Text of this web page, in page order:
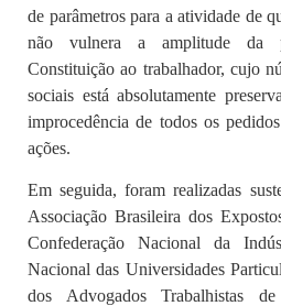
de parâmetros para a atividade de
não vulnera a amplitude da
Constituição ao trabalhador, cujo
sociais está absolutamente
improcedência de todos os
ações.
Em seguida, foram realizadas
Associação Brasileira dos
Confederação Nacional da
Nacional das Universidades
dos Advogados Trabalhistas